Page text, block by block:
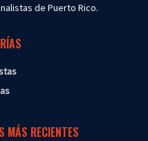
de Puerto Rico.
MÁS RECIENTES